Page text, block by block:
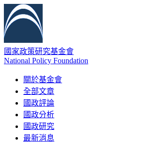
國家政策研究基金會
National Policy Foundation
關於基金會
全部文章
國政評論
國政分析
國政研究
最新消息